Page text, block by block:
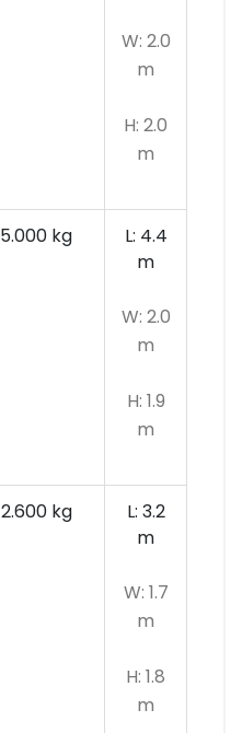
W: 2.0
m
H: 2.0
m
5.000 kg
L: 4.4
m
W: 2.0
m
H: 1.9
m
2.600 kg
L: 3.2
m
W: 1.7
m
H: 1.8
m